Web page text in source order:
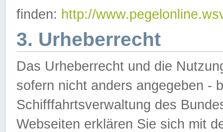
finden: http://
3. Urheberrecht
Das Urheberrecht und die
sofern nicht anders angegeben -
Schifffahrtsverwaltung des
Webseiten erklären Sie sich mit